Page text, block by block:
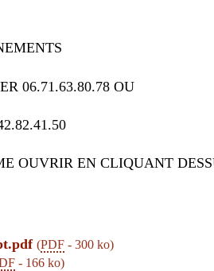
06.71.63.80.78 OU
OUVRIR EN CLIQUANT
(PDF -300 ko)
- 166 ko)